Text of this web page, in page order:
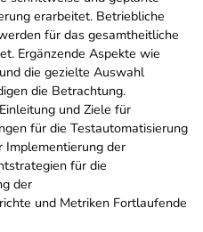
erarbeitet. Betriebliche
für das gesamtheitliche
Ergänzende Aspekte wie
die gezielte Auswahl
die Betrachtung.
und Ziele für
für die Testautomatisierung
Implementierung der
für die
der
und Metriken Fortlaufende